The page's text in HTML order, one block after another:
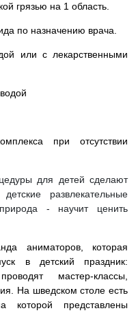
грязью на 1 область.
по назначению врача.
или с лекарственными
при отсутствии
для детей сделают
развлекательные
- научит ценить
аниматоров, которая
в детский праздник:
мастер-классы,
На шведском столе есть
которой представлены